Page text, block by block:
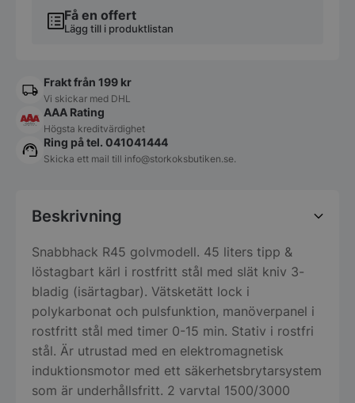
Få en offert
Lägg till i produktlistan
Frakt från 199 kr
Vi skickar med DHL
AAA Rating
Högsta kreditvärdighet
Ring på tel. 041041444
Skicka ett mail till info@storkoksbutiken.se.
Beskrivning
Snabbhack R45 golvmodell. 45 liters tipp &
löstagbart kärl i rostfritt stål med slät kniv 3-
bladig (isärtagbar). Vätsketätt lock i
polykarbonat och pulsfunktion, manöverpanel i
rostfritt stål med timer 0-15 min. Stativ i rostfri
stål. Är utrustad med en elektromagnetisk
induktionsmotor med ett säkerhetsbrytarsystem
som är underhållsfritt. 2 varvtal 1500/3000